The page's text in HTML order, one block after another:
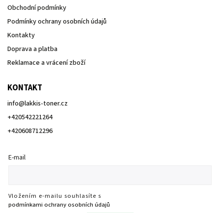
Obchodní podmínky
Podmínky ochrany osobních údajů
Kontakty
Doprava a platba
Reklamace a vrácení zboží
KONTAKT
info@lakkis-toner.cz
+420542221264
+420608712296
E-mail
Vložením e-mailu souhlasíte s
podmínkami ochrany osobních údajů